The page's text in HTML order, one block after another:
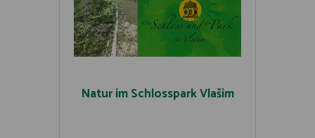
Natur im Schlosspark Vlašim